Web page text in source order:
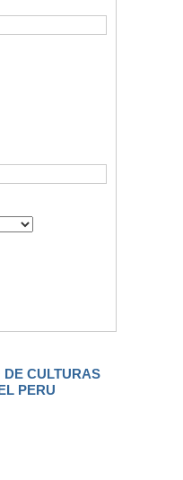
CULTURAS
PERU